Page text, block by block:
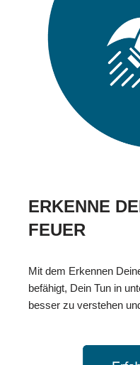
ERKENNE
FEUER
Mit dem Erkennen
befähigt, Dein Tun in
besser zu verstehen